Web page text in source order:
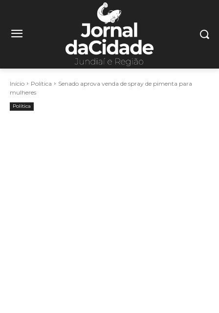
Início Política
Senado aprova venda de spray de pimenta para
mulheres
Política